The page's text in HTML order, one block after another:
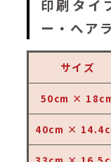
印刷タイ
ー・ヘア
サイズ
50cm ×
40cm ×